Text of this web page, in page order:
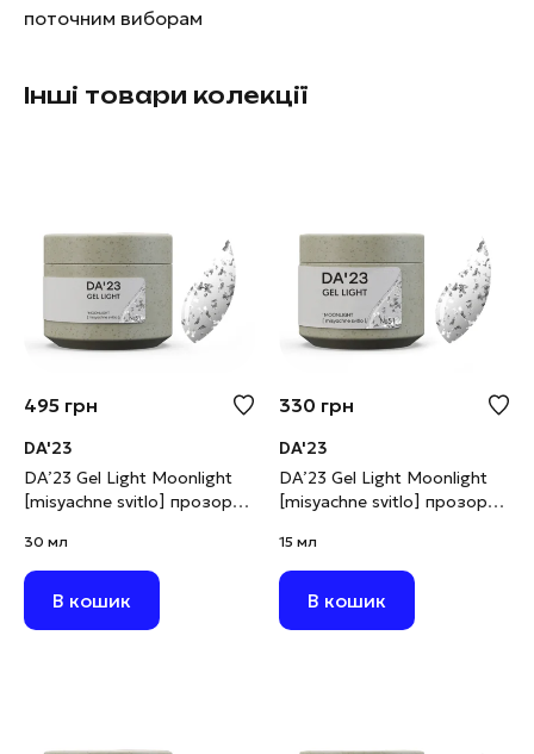
поточним виборам
Інші товари колекції
495 грн
DA'23
DA’23 Gel Light Moonlight
[misyachne svitlo] прозорий
30 мл
В кошик
330 грн
DA'23
DA’23 Gel Light Moonlight
[misyachne svitlo] прозорий
15 мл
В кошик